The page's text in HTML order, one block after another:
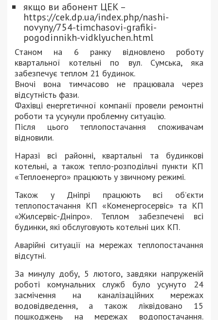
якщо ви абонент ЦЕК –
https://cek.dp.ua/index.php/nashi-
novyny/754-timchasovi-grafiki-
pogodinnikh-vidklyuchen.html
Станом на 6 ранку відновлено роботу
квартальної котельні по вул. Сумська, яка
забезпечує теплом 21 будинок.
Вночі вона тимчасово не працювала через
відсутність фази.
Фахівці енергетичної компанії провели ремонтні
роботи та усунули проблемну ситуацію.
Після цього теплопостачання споживачам
відновили.
Наразі всі районні, квартальні та будинкові
котельні, а також тепло-розподільчі пункти КП
«Теплоенерго» працюють у звичному режимі.
Також у Дніпрі працюють всі об’єкти
теплопостачання КП «Коменергосервіс» та КП
«Жилсервіс-Дніпро». Теплом забезпечені всі
будинки, які обслуговують котельні цих КП.
Аварійні ситуації на мережах теплопостачання
відсутні.
За минулу добу, 5 лютого, завдяки напруженій
роботі комунальних служб було усунуто 24
засмічення на каналізаційних мережах
водовідведення, а також ліквідовано 15
пошкоджень на мережах водопостачання.